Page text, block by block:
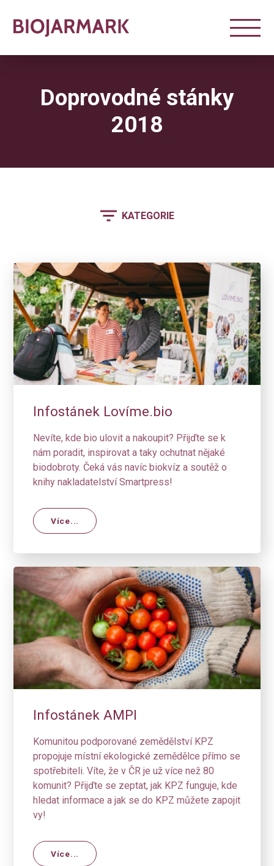
Doprovodné stánky
2018
KATEGORIE
Infostánek Lovíme.bio
Nevíte, kde bio ulovit a nakoupit? Přijďte se k
nám poradit, inspirovat a taky ochutnat nějaké
biodobroty. Čeká vás navíc biokvíz a soutěž o
knihy nakladatelství Smartpress!
Více...
Infostánek AMPI
Komunitou podporované zemědělství KPZ
propojuje místní ekologické zemědělce přímo se
spotřebiteli. Víte, že v ČR je už více než 80
komunit? Přijďte se zeptat, jak KPZ funguje, kde
hledat informace a jak se do KPZ můžete zapojit
vy!
Více...